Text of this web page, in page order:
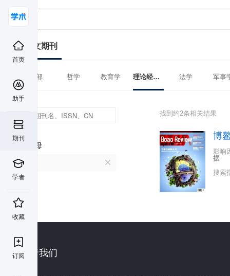
首页
助手
期刊
学者
收藏
订阅
中文期刊
全部 哲学 教育学 理论经济学 法学 军事
首字母
B
找到约2条相关结果
博
影响
据
搜索
关于我们